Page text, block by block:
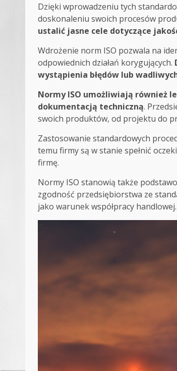
Dzięki wprowadzeniu tych
doskonaleniu swoich procesów
ustalić jasne cele dotyczące
Wdrożenie norm ISO pozwala na
odpowiednich działań korygujących.
wystąpienia błędów lub
Normy ISO umożliwiają również
dokumentacją techniczną.
swoich produktów, od projektu do
Zastosowanie standardowych
temu firmy są w stanie spełnić
firmę.
Normy ISO stanowią także
zgodność przedsiębiorstwa ze
jako warunek współpracy handlowej.